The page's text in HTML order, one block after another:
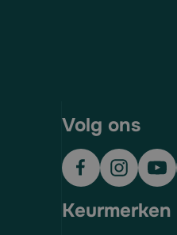
Volg ons
Keurmerken